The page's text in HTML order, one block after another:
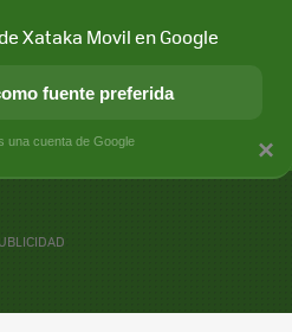
APLICACIONES
×
Xataka Movil en Google
fuente preferida
una cuenta de Google